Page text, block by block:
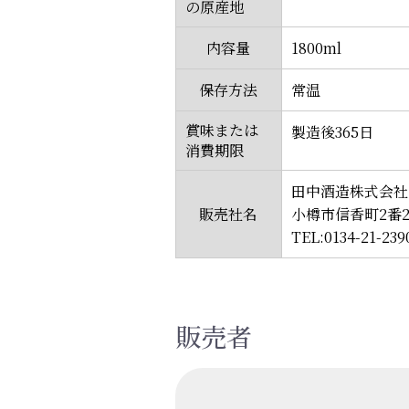
の原産地
内容量
1800ml
保存方法
常温
賞味または
消費期限
製造後365日
販売社名
田中酒造株式会社
小樽市信香町2番
TEL:0134-21-
販売者